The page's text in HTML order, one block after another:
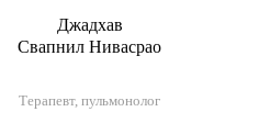
Джадхав
Свапнил Нивасрао
Терапевт, пульмонолог